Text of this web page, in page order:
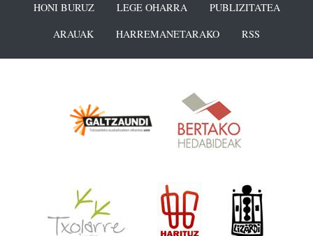
HONI BURUZ LEGE OHARRA
PUBLIZITATEA
ARAUAK
HARREMANETARAKO RSS